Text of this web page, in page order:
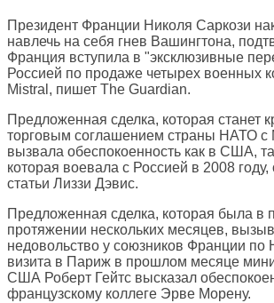
Президент Франции Николя Саркози
навлечь на себя гнев Вашингтона,
Франция вступила в "эксклюзивные
Россией по продаже четырех военных
Mistral, пишет The Guardian.
Предложенная сделка, которая станет
торговым соглашением страны НАТО с
вызвала обеспокоенность как в США,
которая воевала с Россией в 2008 году,
статьи Лиззи Дэвис.
Предложенная сделка, которая была в
протяжении нескольких месяцев,
недовольство у союзников Франции
визита в Париж в прошлом месяце
США Роберт Гейтс высказал
французскому коллеге Эрве Морену.